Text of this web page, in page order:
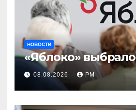
НОВОСТИ
«Яблоко» выбрало
08.08.2026 РМ